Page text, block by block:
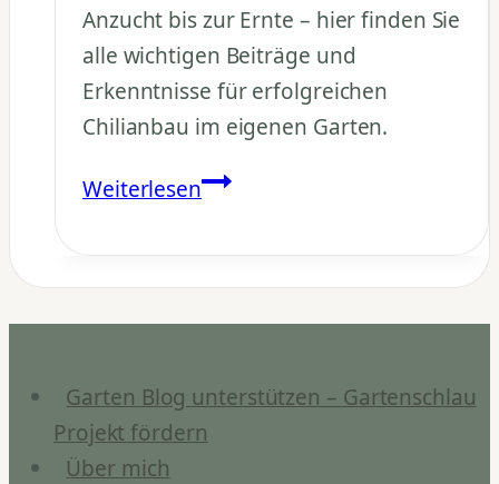
Anzucht bis zur Ernte – hier finden Sie
alle wichtigen Beiträge und
Erkenntnisse für erfolgreichen
Chilianbau im eigenen Garten.
WeiterlesenChili
2021:
Jahresrückblick
Anbau
Ernte
Garten Blog unterstützen – Gartenschlau
Projekt fördern
Über mich